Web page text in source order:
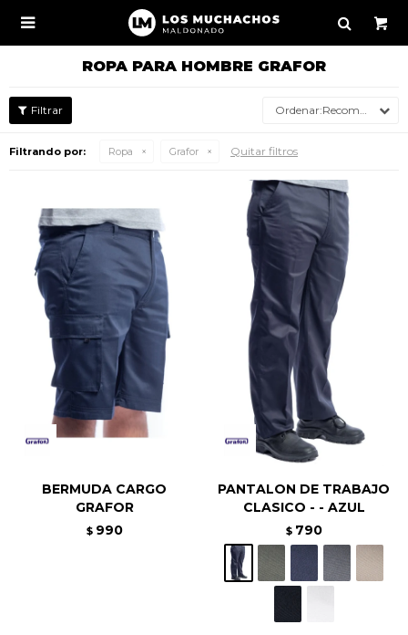

ROPA PARA HOMBRE GRAFOR
Recomendados
Filtrando por: Ropa Grafor Quitar filtros
BERMUDA CARGO
GRAFOR
$ 990
PANTALON DE TRABAJO
CLASICO - - AZUL
$ 790